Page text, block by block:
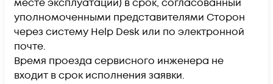
месте эксплуатации) в срок, согласованный
уполномоченными представителями Сторон
через систему Help Desk или по электронной
почте.
Время проезда сервисного инженера не
входит в срок исполнения заявки.